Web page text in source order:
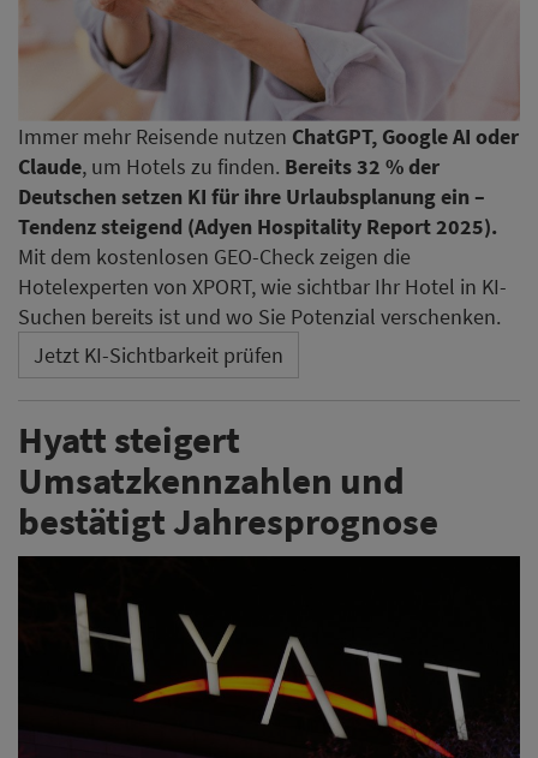
Immer mehr Reisende nutzen ChatGPT, Google AI oder
Claude, um Hotels zu finden. Bereits 32 % der
Deutschen setzen KI für ihre Urlaubsplanung ein –
Tendenz steigend (Adyen Hospitality Report 2025).
Mit dem kostenlosen GEO-Check zeigen die
Hotelexperten von XPORT, wie sichtbar Ihr Hotel in KI-
Suchen bereits ist und wo Sie Potenzial verschenken.
Jetzt KI-Sichtbarkeit prüfen
Hyatt steigert
Umsatzkennzahlen und
bestätigt Jahresprognose